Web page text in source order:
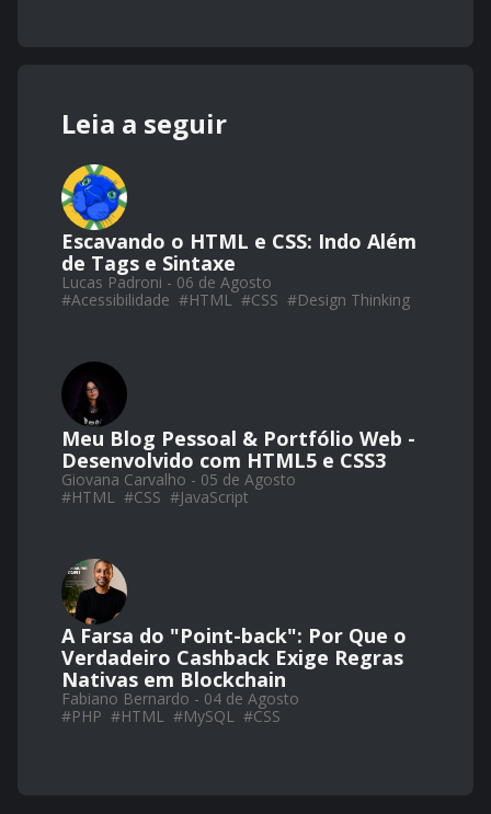
Leia a seguir
Escavando o HTML e CSS: Indo Além
de Tags e Sintaxe
Lucas Padroni - 06 de Agosto
#Acessibilidade #HTML #CSS #Design Thinking
Meu Blog Pessoal & Portfólio Web -
Desenvolvido com HTML5 e CSS3
Giovana Carvalho - 05 de Agosto
#HTML #CSS #JavaScript
A Farsa do "Point-back": Por Que o
Verdadeiro Cashback Exige Regras
Nativas em Blockchain
Fabiano Bernardo - 04 de Agosto
#PHP #HTML #MySQL #CSS